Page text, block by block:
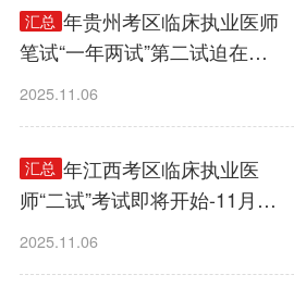
汇总
​2025年贵州考区临床执业医师
笔试“一年两试”第二试迫在眉
睫-11月8日至9日举行！
2025.11.06
汇总
2025年江西考区临床执业医
师“二试”考试即将开始-11月8
2025.11.06